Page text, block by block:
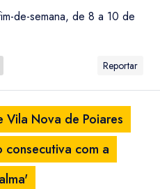
de-semana, de 8 a 10 de
Reportar
Vila Nova de Poiares
com a